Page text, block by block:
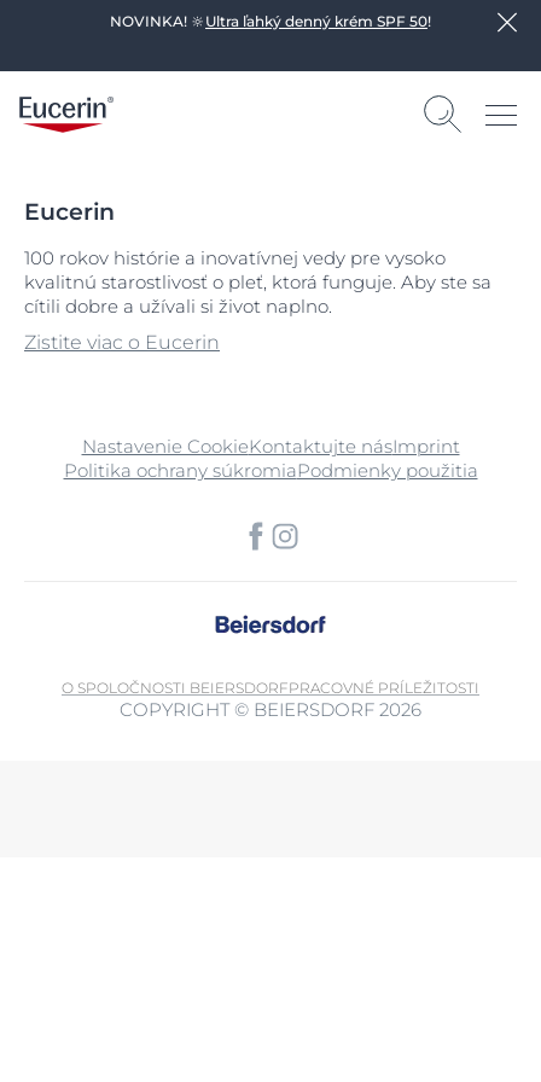
NOVINKA! 🔆 Ultra ľahký denný krém SPF 50!
Eucerin
100 rokov histórie a inovatívnej vedy pre vysoko
kvalitnú starostlivosť o pleť, ktorá funguje. Aby ste sa
cítili dobre a užívali si život naplno.
Zistite viac o Eucerin
Nastavenie CookieKontaktujte násImprint
Politika ochrany súkromiaPodmienky použitia
O SPOLOČNOSTI BEIERSDORFPRACOVNÉ PRÍLEŽITOSTI
COPYRIGHT © BEIERSDORF 2026